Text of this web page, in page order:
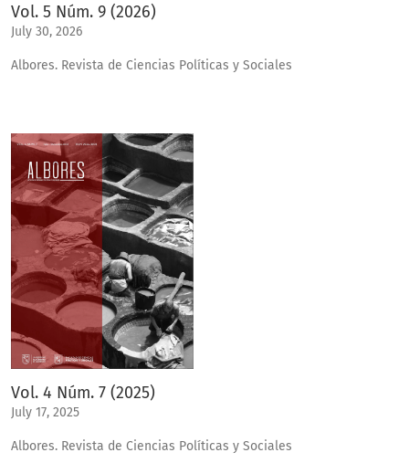
Vol. 5 Núm. 9 (2026)
July 30, 2026
Albores. Revista de Ciencias Políticas y Sociales
Vol. 4 Núm. 7 (2025)
July 17, 2025
Albores. Revista de Ciencias Políticas y Sociales